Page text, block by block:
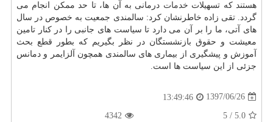
هستند كه تسهیلات خدمات درمانی به آن ها، تا حد ممكن انجام می
گردد. تقی زاده خاطرنشان كرد: سالمندی جمعیت به خصوص در سال
های آتی، ما را بر آن می دارد تا سیاست های جانبی را در كنار تامین
معیشت و حقوق بازنشستگان در نظر بگیریم كه بطور قطع بحث
آموزش و پیشگیری از بیماری های سالمندی همچون آلزایمر و دمانس
جزئی از این سیاست ها است.
1397/06/26
13:49:46
5.0
/
5
4342